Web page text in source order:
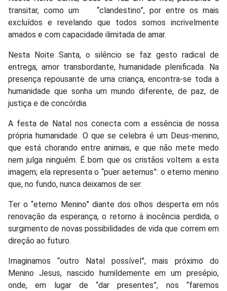
transitar, como um
“clandestino”, por entre os mais
excluídos e revelando que todos somos incrivelmente
amados e com capacidade ilimitada de amar.
Nesta Noite Santa, o silêncio se faz gesto radical de
entrega, amor transbordante, humanidade plenificada. Na
presença repousante de uma criança, encontra-se toda a
humanidade que sonha um mundo diferente, de paz, de
justiça e de concórdia.
A festa de Natal nos conecta com a essência de nossa
própria humanidade. O que se celebra é um Deus-menino,
que está chorando entre animais, e que não mete medo
nem julga ninguém. É bom que os cristãos voltem a esta
imagem; ela representa o “puer aeternus”: o eterno menino
que, no fundo, nunca deixamos de ser.
Ter o “eterno Menino” diante dos olhos desperta em nós
renovação da esperança, o retorno à inocência perdida, o
surgimento de novas possibilidades de vida que correm em
direção ao futuro.
Imaginamos “outro Natal possível”, mais próximo do
Menino Jesus, nascido humildemente em um presépio,
onde, em lugar de “dar presentes”, nos “faremos